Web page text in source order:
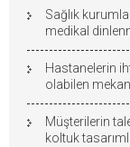
Sağlık
medikal
Hastanelerin
olabilen
Müşterilerin
koltuk